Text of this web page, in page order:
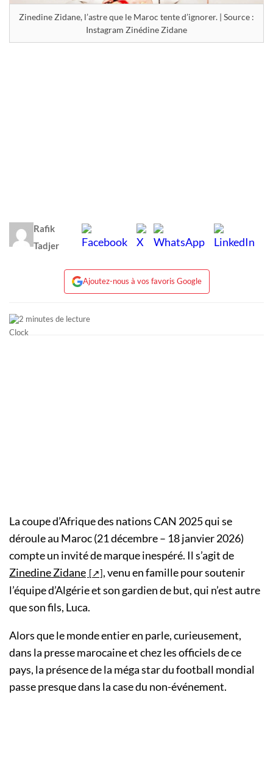
Zinedine Zidane, l’astre que le Maroc tente d’ignorer. | Source :
Instagram Zinédine Zidane
Rafik
Tadjer
Ajoutez-nous à vos favoris Google
2 minutes de lecture
La coupe d’Afrique des nations CAN 2025 qui se
déroule au Maroc (21 décembre – 18 janvier 2026)
compte un invité de marque inespéré. Il s’agit de
Zinedine Zidane
, venu en famille pour soutenir
l’équipe d’Algérie et son gardien de but, qui n’est autre
que son fils, Luca.
Alors que le monde entier en parle, curieusement,
dans la presse marocaine et chez les officiels de ce
pays, la présence de la méga star du football mondial
passe presque dans la case du non-événement.